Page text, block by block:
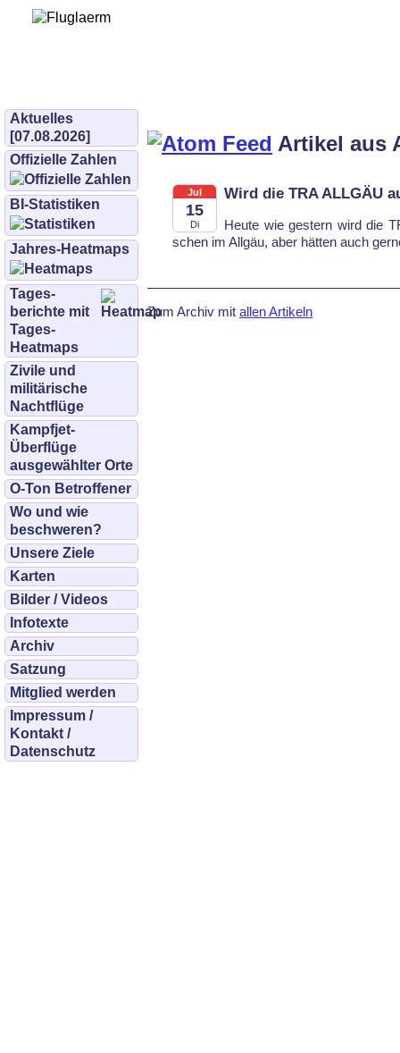
Aktuelles
[07.08.2026]
Offizielle Zahlen
BI-Statistiken
Jahres-Heatmaps
Tages­
berichte mit
Tages-
Heatmaps
Zivile und
militärische
Nachtflüge
Kampfjet-
Überflüge
ausgewählter Orte
O-Ton Betroffener
Wo und wie
beschweren?
Unsere Ziele
Karten
Bilder / Videos
Infotexte
Archiv
Satzung
Mitglied werden
Impressum /
Kontakt /
Datenschutz
Artikel aus
Jul
15
Di
Wird die TRA ALLGÄU
Heu­te wie ges­tern wird die
schen im All­gäu, aber hät­ten auch
Zum Archiv mit allen Artikeln